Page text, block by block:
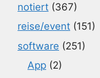
notiert (367)
reise/event (151)
software (251)
App (2)